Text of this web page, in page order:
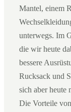
Mantel, einem
unterwegs. Im
die wir heute
bessere
Rucksack und
sich aber heute
Die Vorteile